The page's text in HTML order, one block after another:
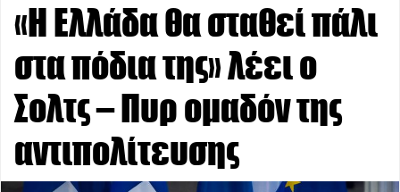
«Η Ελλάδα θα σταθεί πάλι
στα πόδια της» λέει ο
Σολτς – Πυρ ομαδόν της
αντιπολίτευσης